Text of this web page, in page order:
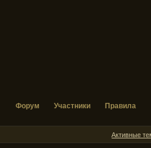
Форум Участники Правила
Активные